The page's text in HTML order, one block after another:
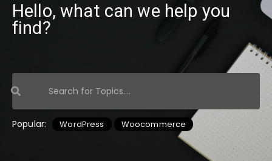
Hello, what can we help you
find?
Popular: WordPress Woocommerce